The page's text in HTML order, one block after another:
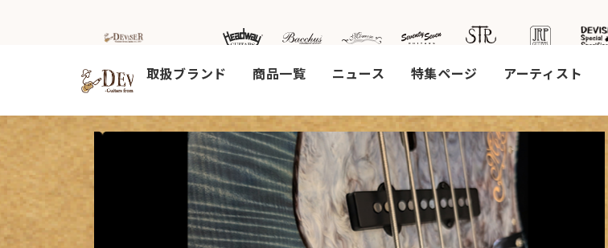
取扱ブランド 商品一覧 ニュース 特集ページ アーティスト
取扱ブランド
商品を探す
商品一覧
新着商品から探
す
新着情
報
お知ら
せ
会社案
内
会社
概要